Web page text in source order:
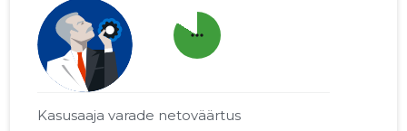
more_horiz
Kasusaaja varade netoväärtus